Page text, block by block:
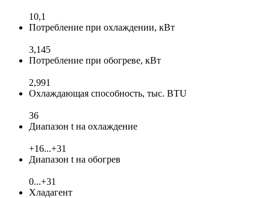
10,1
Потребление при охлаждении, кВт
3,145
Потребление при обогреве, кВт
2,991
Охлаждающая способность, тыс. BTU
36
Диапазон t на охлаждение
+16...+31
Диапазон t на обогрев
0...+31
Хладагент